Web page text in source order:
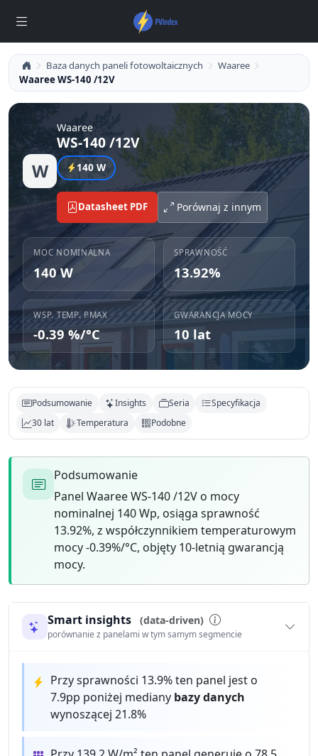
Baza danych paneli fotowoltaicznych
Waaree
Waaree WS-140 /12V
W
Waaree
WS-140 /12V
140 W
Datasheet PDF Porównaj z innym
MOC NOMINALNA
140 W
SPRAWNOŚĆ
13.92%
WSP. TEMP. PMAX
-0.39 %/°C
GWARANCJA MOCY
10 lat
Podsumowanie Insights Seria
Specyfikacja
30 lat
Temperatura Podobne
Podsumowanie
Panel Waaree WS-140 /12V o mocy
nominalnej 140 Wp, osiąga sprawność
13.92%, z współczynnikiem temperaturowym
mocy -0.39%/°C, objęty 10-letnią gwarancją
mocy.
Smart insights (data-driven)
porównanie z panelami w tym samym segmencie
Przy sprawności 13.9% ten panel jest o
7.9pp poniżej mediany bazy danych
wynoszącej 21.8%